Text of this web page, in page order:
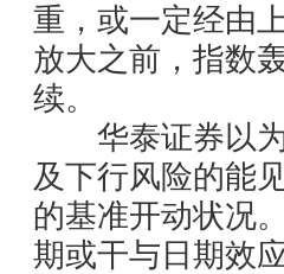
重，或一定经由
放大之前，指数
续。
华泰证券以为
及下行风险的能
的基准开动状况
期或干与日期效